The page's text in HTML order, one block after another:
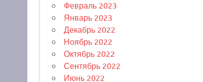
Февраль 2023
Январь 2023
Декабрь 2022
Ноябрь 2022
Октябрь 2022
Сентябрь 2022
Июнь 2022